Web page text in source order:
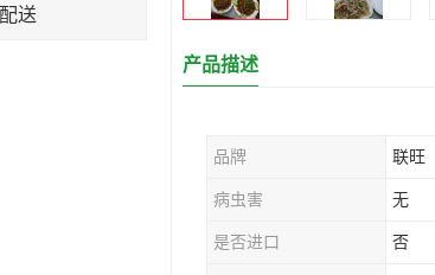
送
产品描述
品牌 联旺
病虫害 无
是否进口 否